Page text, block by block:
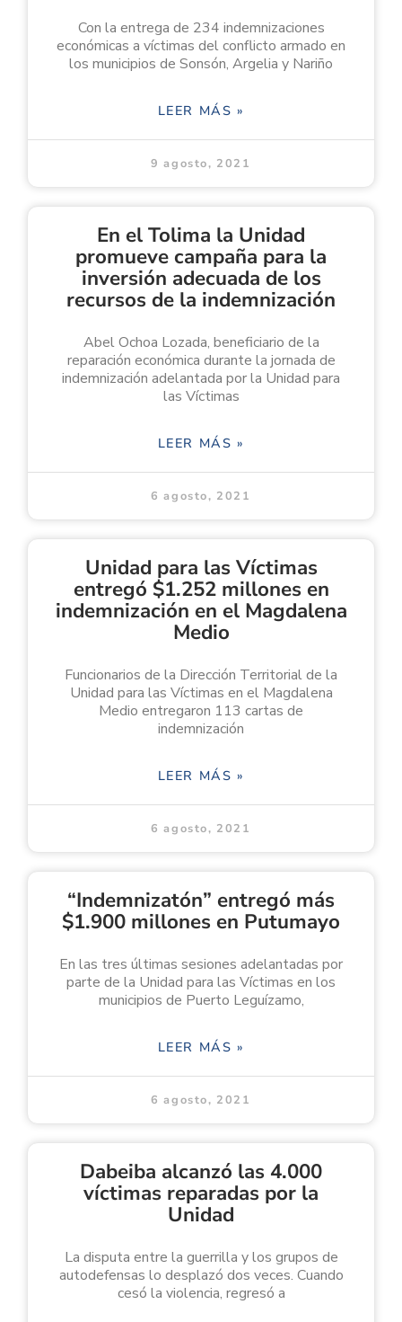
Con la entrega de 234 indemnizaciones
económicas a víctimas del conflicto armado en
los municipios de Sonsón, Argelia y Nariño
LEER MÁS »
9 agosto, 2021
En el Tolima la Unidad
promueve campaña para la
inversión adecuada de los
recursos de la indemnización
Abel Ochoa Lozada, beneficiario de la
reparación económica durante la jornada de
indemnización adelantada por la Unidad para
las Víctimas
LEER MÁS »
6 agosto, 2021
Unidad para las Víctimas
entregó $1.252 millones en
indemnización en el Magdalena
Medio
Funcionarios de la Dirección Territorial de la
Unidad para las Víctimas en el Magdalena
Medio entregaron 113 cartas de
indemnización
LEER MÁS »
6 agosto, 2021
“Indemnizatón” entregó más
$1.900 millones en Putumayo
En las tres últimas sesiones adelantadas por
parte de la Unidad para las Víctimas en los
municipios de Puerto Leguízamo,
LEER MÁS »
6 agosto, 2021
Dabeiba alcanzó las 4.000
víctimas reparadas por la
Unidad
La disputa entre la guerrilla y los grupos de
autodefensas lo desplazó dos veces. Cuando
cesó la violencia, regresó a